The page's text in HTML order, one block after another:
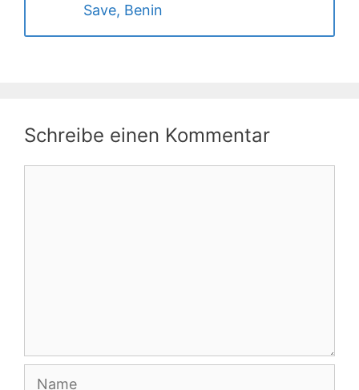
Save, Benin
Schreibe einen Kommentar